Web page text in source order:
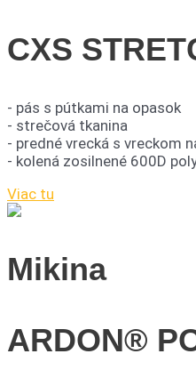
CXS
- pás s pútkami na opasok
- strečová tkanina
- predné vrecká s vreckom
- kolená zosilnené 600D
Viac tu
Mikina
ARDON®